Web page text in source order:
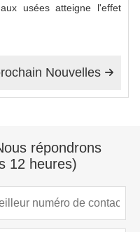
usées atteigne l'effet

Nouvelles
répondrons
12 heures)